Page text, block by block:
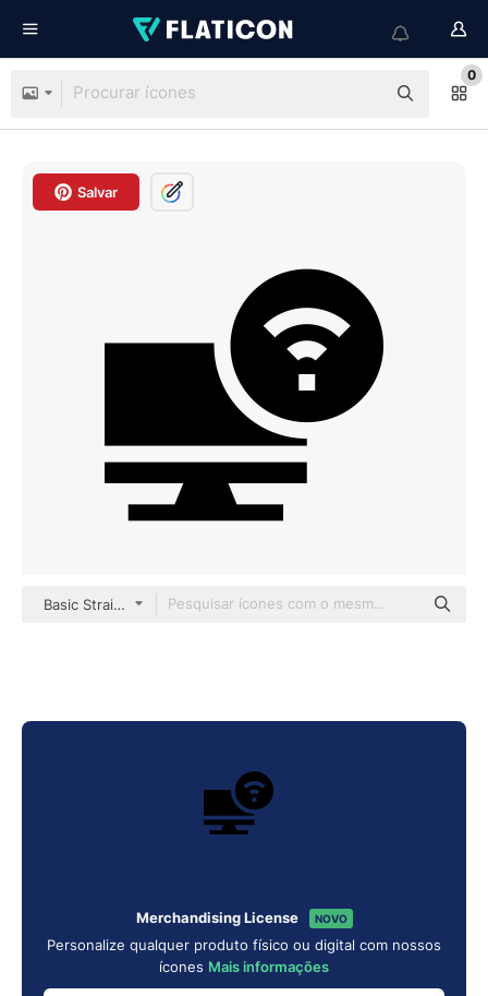
0
Salvar
Basic Straight Filled
Merchandising License NOVO
Personalize qualquer produto físico ou digital com nossos
ícones Mais informações